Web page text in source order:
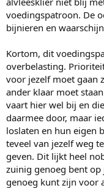
voedingspatroon. De
bijnieren en
Kortom, dit
overbelasting.
voor jezelf moet gaan
ander klaar moet
vaart hier wel bij en
daarmee door, maar
loslaten en hun eigen
teveel van jezelf weg
geven. Dit lijkt heel
zuinig genoeg bent
genoeg kunt zijn voor